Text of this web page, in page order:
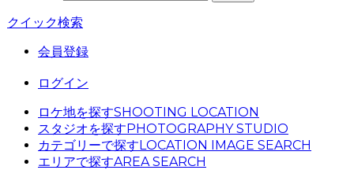
クイック検索
会員登録
ログイン
ロケ地を探すSHOOTING LOCATION
スタジオを探すPHOTOGRAPHY STUDIO
カテゴリーで探すLOCATION IMAGE SEARCH
エリアで探すAREA SEARCH